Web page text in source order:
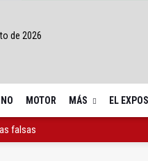
de 2026
MOTOR MÁS EL